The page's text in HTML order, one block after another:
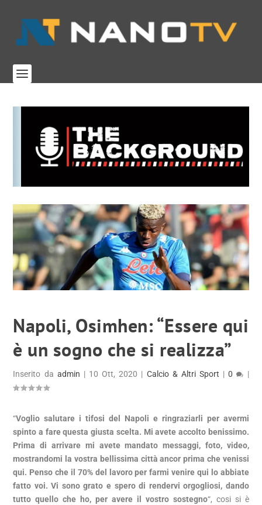
Napoli, Osimhen: “Essere qui
è un sogno che si realizza”
Inserito da admin | 10 Ott, 2020 | Calcio & Altri Sport |0 |
“Voglio salutare i tifosi del Napoli e ringraziarli per avermi
spinto a fare questa giusta scelta. Mi avete accolto benissimo.
Prima di arrivare mi avete mandato messaggi, foto, video,
mostrandomi la vostra bellissima città ancor prima che venissi
qui. Penso che il 70% del lavoro per farmi venire qui lo abbiate
fatto voi. Vi sono grato e spero di rendervi orgogliosi, dando
tutto quello che ho, per avere il vostro sostegno“, cosi si è